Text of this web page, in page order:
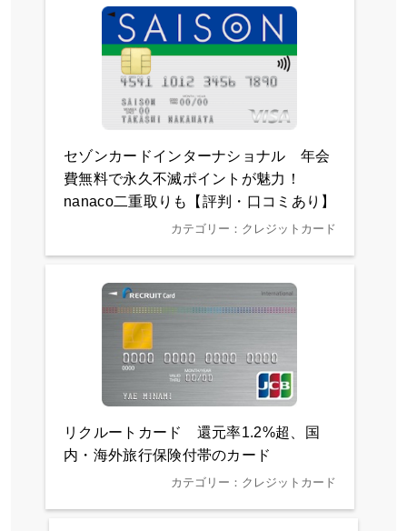
セゾンカードインターナショナル 年会
費無料で永久不滅ポイントが魅力！
nanaco二重取りも【評判・口コミあり】
カテゴリー：クレジットカード
リクルートカード 還元率1.2%超、国
内・海外旅行保険付帯のカード
カテゴリー：クレジットカード